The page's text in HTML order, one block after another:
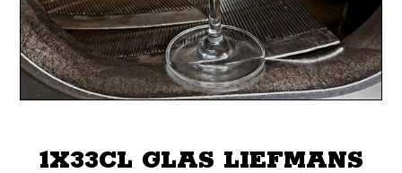
1X33CL GLAS LIEFMANS